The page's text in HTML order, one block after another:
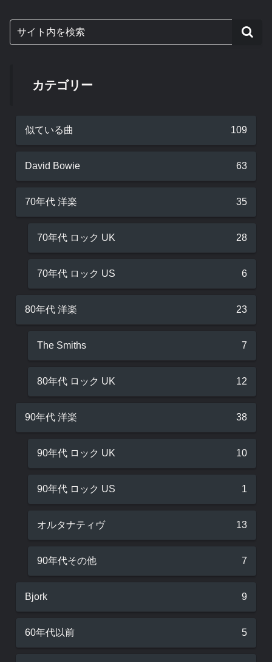
カテゴリー
似ている曲 109
David Bowie 63
70年代 洋楽 35
70年代 ロック UK 28
70年代 ロック US 6
80年代 洋楽 23
The Smiths 7
80年代 ロック UK 12
90年代 洋楽 38
90年代 ロック UK 10
90年代 ロック US 1
オルタナティヴ 13
90年代その他 7
Bjork 9
60年代以前 5